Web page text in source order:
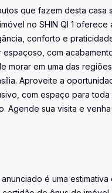
que fazem desta casa
no SHIN QI 1 oferece
conforto e
espaçoso, com
morar em uma das
Aproveite a
com espaço para toda
Agende sua visita e
é uma